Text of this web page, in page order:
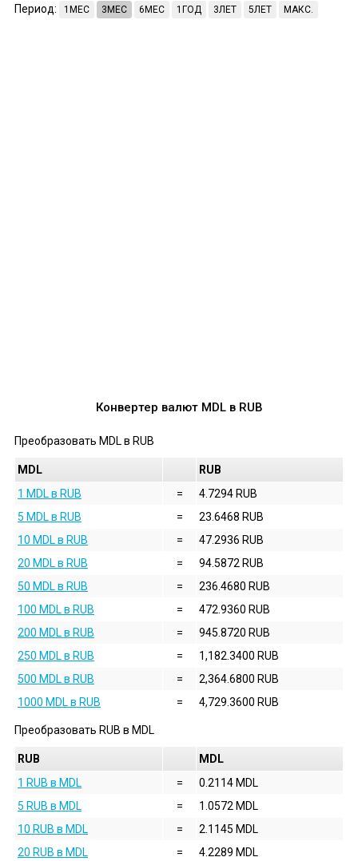
Период: 1МЕС 3МЕС 6МЕС 1ГОД 3ЛЕТ 5ЛЕТ МАКС.
Конвертер валют MDLв RUB
Преобразовать MDL в RUB
MDL
RUB
1 MDL в RUB
=
4.7294 RUB
5 MDL в RUB
=
23.6468 RUB
10 MDL в RUB
=
47.2936 RUB
20 MDL в RUB
=
94.5872 RUB
50 MDL в RUB
=
236.4680 RUB
100 MDL в RUB
=
472.9360 RUB
200 MDL в RUB
=
945.8720 RUB
250 MDL в RUB
=
1,182.3400 RUB
500 MDL в RUB
=
2,364.6800 RUB
1000 MDL в RUB
= 4,729.3600 RUB
Преобразовать RUB в MDL
RUB
MDL
1 RUB в MDL
=
0.2114 MDL
5 RUB в MDL
=
1.0572 MDL
10 RUB в MDL
=
2.1145 MDL
20 RUB в MDL
=
4.2289 MDL